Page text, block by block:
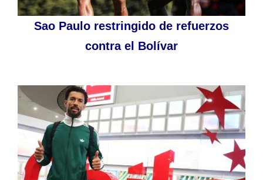
Sao Paulo restringido de refuerzos
contra el Bolívar